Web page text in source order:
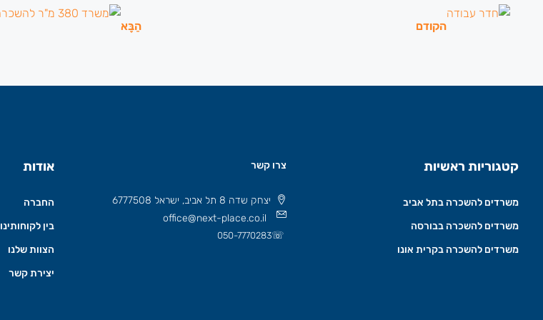
הקודם הַבָּא
קטגוריות ראשיות
משרדים להשכרה בתל אביב
משרדים להשכרה בבורסה
משרדים להשכרה בקרית אונו
צרו קשר
יצחק שדה 8 תל אביב, ישראל 6777508
office@next-place.co.il
☏
050-7770283
אודות
החברה
בין לקוחותינו
הצוות שלנו
יצירת קשר